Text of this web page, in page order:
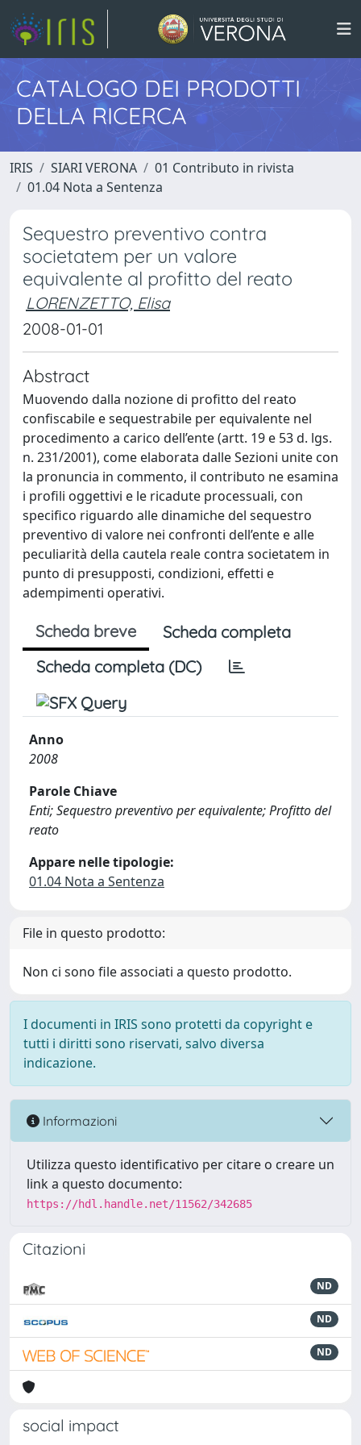
CATALOGO DEI PRODOTTI
DELLA RICERCA
IRIS SIARI VERONA
01 Contributo in rivista
01.04 Nota a Sentenza
Sequestro preventivo contra
societatem per un valore
equivalente al profitto del reato
LORENZETTO, Elisa
2008-01-01
Abstract
Muovendo dalla nozione di profitto del reato
confiscabile e sequestrabile per equivalente nel
procedimento a carico dell’ente (artt. 19 e 53 d. lgs.
n. 231/2001), come elaborata dalle Sezioni unite con
la pronuncia in commento, il contributo ne esamina
i profili oggettivi e le ricadute processuali, con
specifico riguardo alle dinamiche del sequestro
preventivo di valore nei confronti dell’ente e alle
peculiarità della cautela reale contra societatem in
punto di presupposti, condizioni, effetti e
adempimenti operativi.
Scheda breve
Scheda completa
Scheda completa (DC)
Anno
2008
Parole Chiave
Enti; Sequestro preventivo per equivalente; Profitto del
reato
Appare nelle tipologie:
01.04 Nota a Sentenza
File in questo prodotto:
Non ci sono file associati a questo prodotto.
I documenti in IRIS sono protetti da copyright e
tutti i diritti sono riservati, salvo diversa
indicazione.
Informazioni
Utilizza questo identificativo per citare o creare un
link a questo documento:
https://hdl.handle.net/11562/342685
Citazioni
ND
ND
ND
social impact